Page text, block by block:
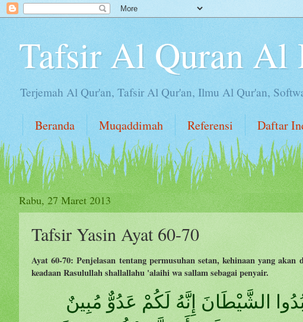
Tafsir Al Quran Al
Terjemah Al Qur'an, Tafsir Al Qur'an, Ilmu Al Qur'an,
Beranda Muqaddimah Referensi Daftar
Rabu, 27 Maret 2013
Tafsir Yasin Ayat 60-70
Ayat 60-70: Penjelasan tentang permusuhan setan, kehinaan yang
keadaan Rasulullah shallallahu 'alaihi wa sallam sebagai penyair.
الشَّيْطَانَ إِنَّهُ لَكُمْ عَدُوٌّ مُبِينٌ